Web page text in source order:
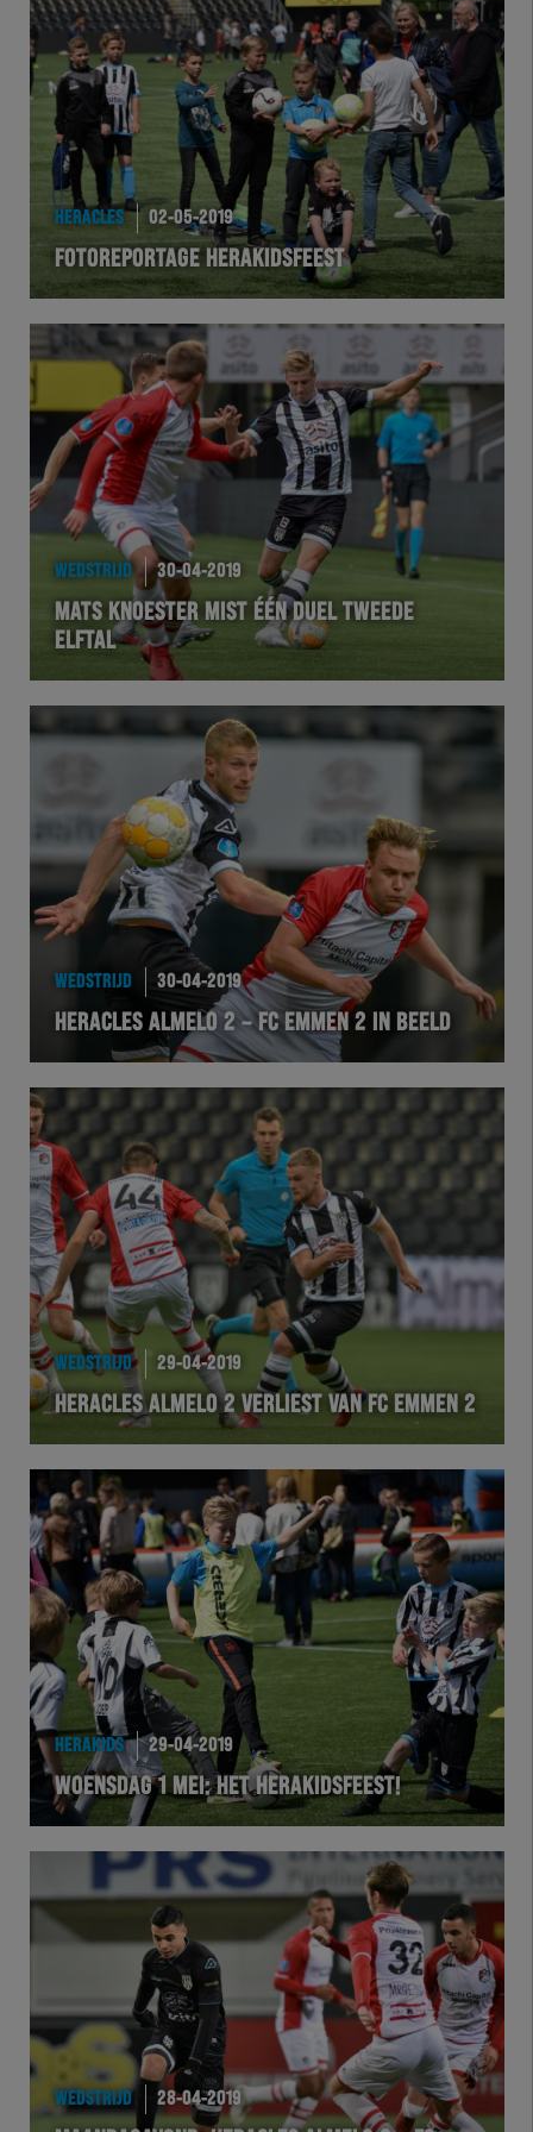
Team Zwart Wit
Futsal
eSports
Academie
HERACLES 02-05-2019
FOTOREPORTAGE HERAKIDSFEEST
WEDSTRIJD 30-04-2019
MATS KNOESTER MIST ÉÉN DUEL TWEEDE
ELFTAL
WEDSTRIJD 30-04-2019
HERACLES ALMELO 2 – FC EMMEN 2 IN BEELD
WEDSTRIJD 29-04-2019
HERACLES ALMELO 2 VERLIEST VAN FC EMMEN 2
HERAKIDS 29-04-2019
WOENSDAG 1 MEI: HET HERAKIDSFEEST!
WEDSTRIJD 28-04-2019